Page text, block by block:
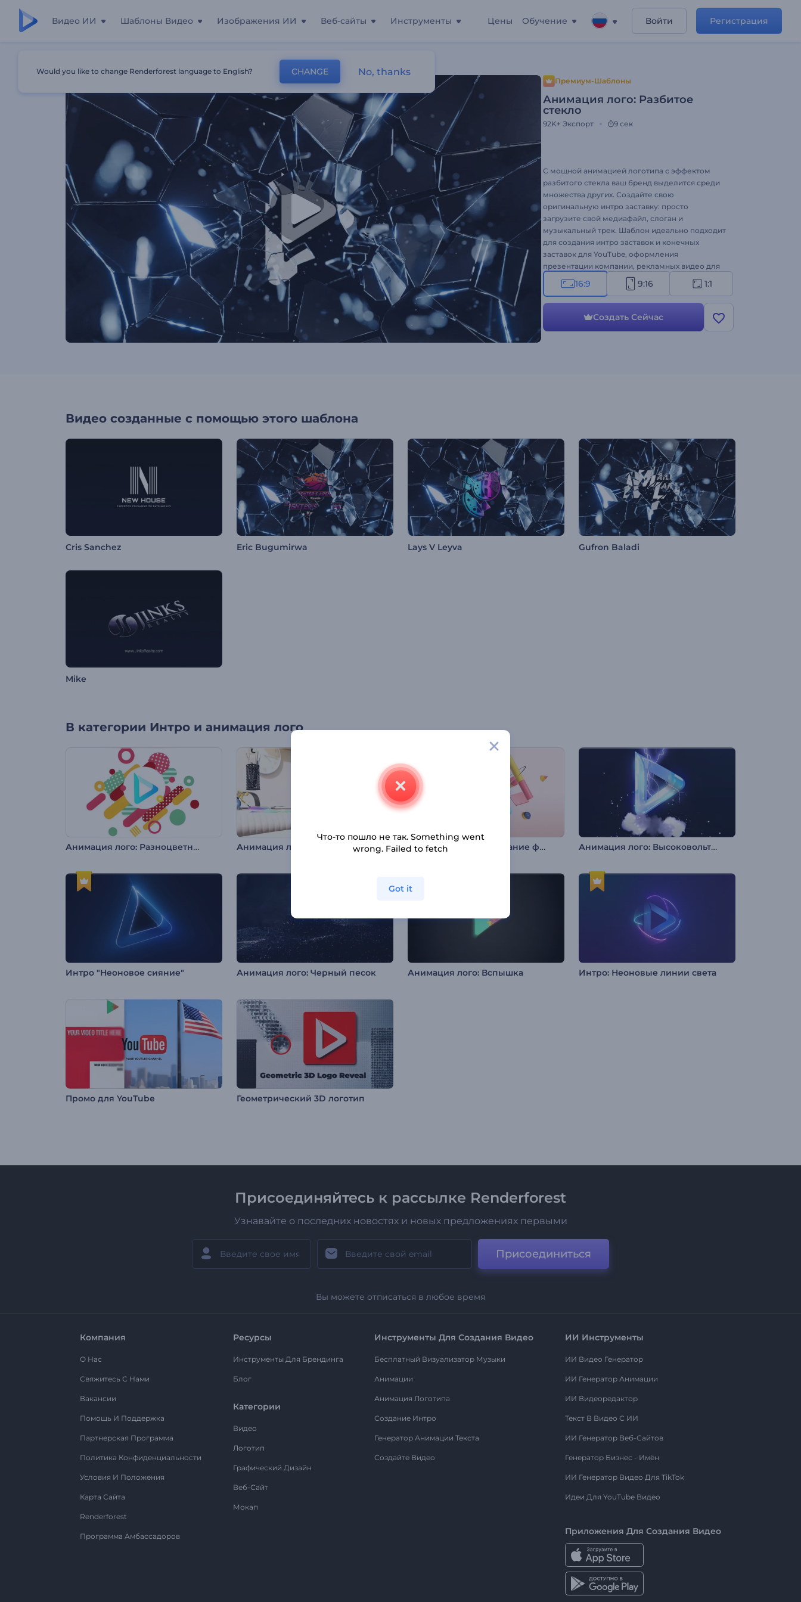
Видео ИИ Шаблоны Видео Изображения ИИ Веб-сайты Инструменты Цены Обучение Войти Регистрация
Премиум-Шаблоны
Анимация лого: Разбитое
стекло
92K+ Экспорт 9 сек
С мощной анимацией логотипа с эффектом
разбитого стекла ваш бренд выделится среди
множества других. Создайте свою
оригинальную интро заставку: просто
загрузите свой медиафайл, слоган и
музыкальный трек. Шаблон идеально подходит
для создания интро заставок и конечных
заставок для YouTube, оформления
презентации компании, рекламных видео для
соцсетей и многого другого. Создайте видео с
анимацией лого "Разбитое стекло"!
16:9 9:16 1:1
Создать Сейчас
Видео созданные с помощью этого шаблона
Cris Sanchez Eric Bugumirwa Lays V Leyva Gufron Baladi
Mike
В категории Интро и анимация лого
Анимация лого: Разноцветные формы Анимация лого: Строительство и архитектура Анимация лого: Сочетание фигур Анимация лого: Высоковольтная молния
Интро "Неоновое сияние" Анимация лого: Черный песок Анимация лого: Вспышка Интро: Неоновые линии света
Промо для YouTube Геометрический 3D логотип
Присоединяйтесь к рассылке Renderforest
Узнавайте о последних новостях и новых предложениях первыми
Присоединиться
Вы можете отписаться в любое время
Компания
О Нас
Свяжитесь С Нами
Вакансии
Помощь И Поддержка
Партнерская Программа
Политика Конфиденциальности
Условия И Положения
Карта Сайта
Renderforest
Программа Амбассадоров
Ресурсы
Инструменты Для Брендинга
Блог
Категории
Видео
Логотип
Графический Дизайн
Веб-Сайт
Мокап
Инструменты Для Создания Видео
Бесплатный Визуализатор Музыки
Анимации
Анимация Логотипа
Создание Интро
Генератор Анимации Текста
Создайте Видео
ИИ Инструменты
ИИ Видео Генератор
ИИ Генератор Анимации
ИИ Видеоредактор
Текст В Видео С ИИ
ИИ Генератор Веб-Сайтов
Генератор Бизнес - Имён
ИИ Генератор Видео Для TikTok
Идеи Для YouTube Видео
Приложения Для Создания Видео
Would you like to change Renderforest language to English? CHANGE No, thanks
Что-то пошло не так. Something went
wrong. Failed to fetch
Got it